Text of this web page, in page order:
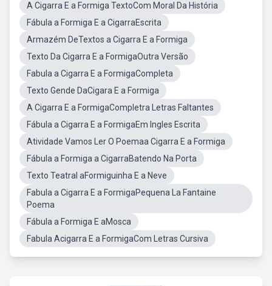
A Cigarra E a Formiga TextoCom Moral Da História
Fábula a Formiga E a CigarraEscrita
Armazém DeTextos a Cigarra E a Formiga
Texto Da Cigarra E a FormigaOutra Versão
Fabula a Cigarra E a FormigaCompleta
Texto Gende DaCigara E a Formiga
A Cigarra E a FormigaCompletra Letras Faltantes
Fábula a Cigarra E a FormigaEm Ingles Escrita
Atividade Vamos Ler O Poemaa Cigarra E a Formiga
Fábula a Formiga a CigarraBatendo Na Porta
Texto Teatral aFormiguinha E a Neve
Fabula a Cigarra E a FormigaPequena La Fantaine
Poema
Fábula a Formiga E aMosca
Fabula Acigarra E a FormigaCom Letras Cursiva